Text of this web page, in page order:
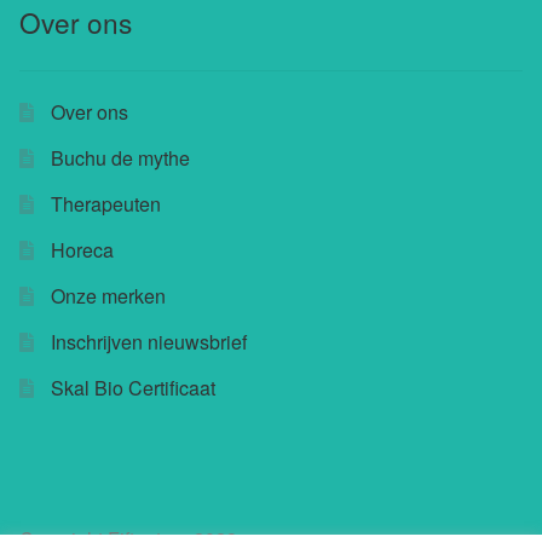
Over ons
Over ons
Buchu de mythe
Therapeuten
Horeca
Onze merken
Inschrijven nieuwsbrief
Skal Bio Certificaat
Copyright Fifteatree 2023